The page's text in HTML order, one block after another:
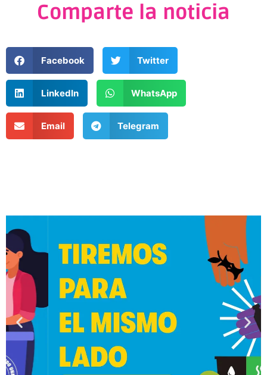
Comparte la noticia
Facebook Twitter
LinkedIn WhatsApp
Email Telegram